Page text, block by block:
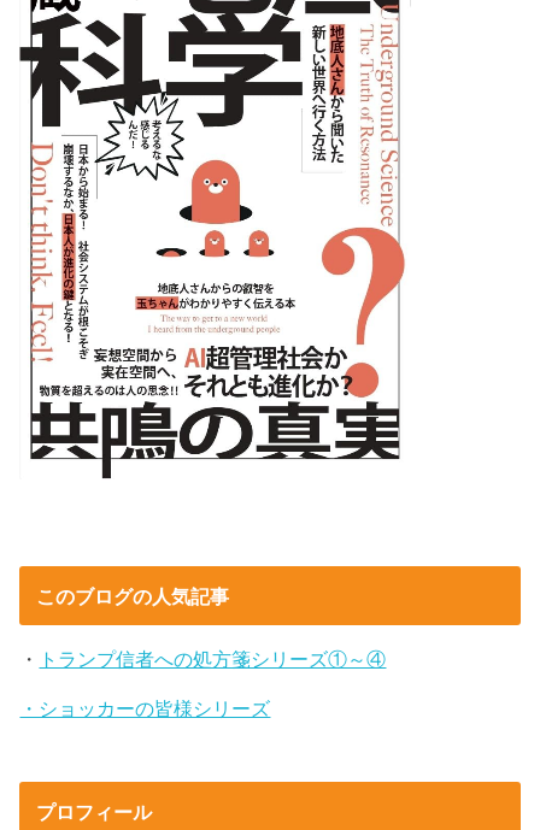
このブログの人気記事
・ トランプ信者への処方箋シリーズ①～④
・ショッカーの皆様シリーズ
プロフィール